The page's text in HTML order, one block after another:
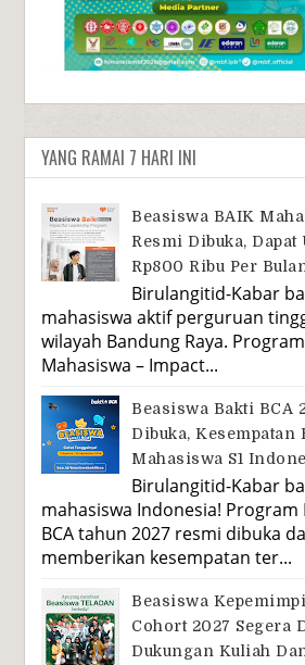
YANG RAMAI 7 HARI INI
Beasiswa BAIK
Resmi Dibuka,
Rp800 Ribu Per
Birulangitid-Kabar
mahasiswa aktif perguruan
wilayah Bandung Raya.
Mahasiswa – Impact...
Beasiswa Bakti BCA
Dibuka, Kesempatan
Mahasiswa S1
Birulangitid-Kabar
mahasiswa Indonesia! Program
BCA tahun 2027 resmi dibuka
memberikan kesempatan ter...
Beasiswa
Cohort 2027 Segera
Dukungan Kuliah